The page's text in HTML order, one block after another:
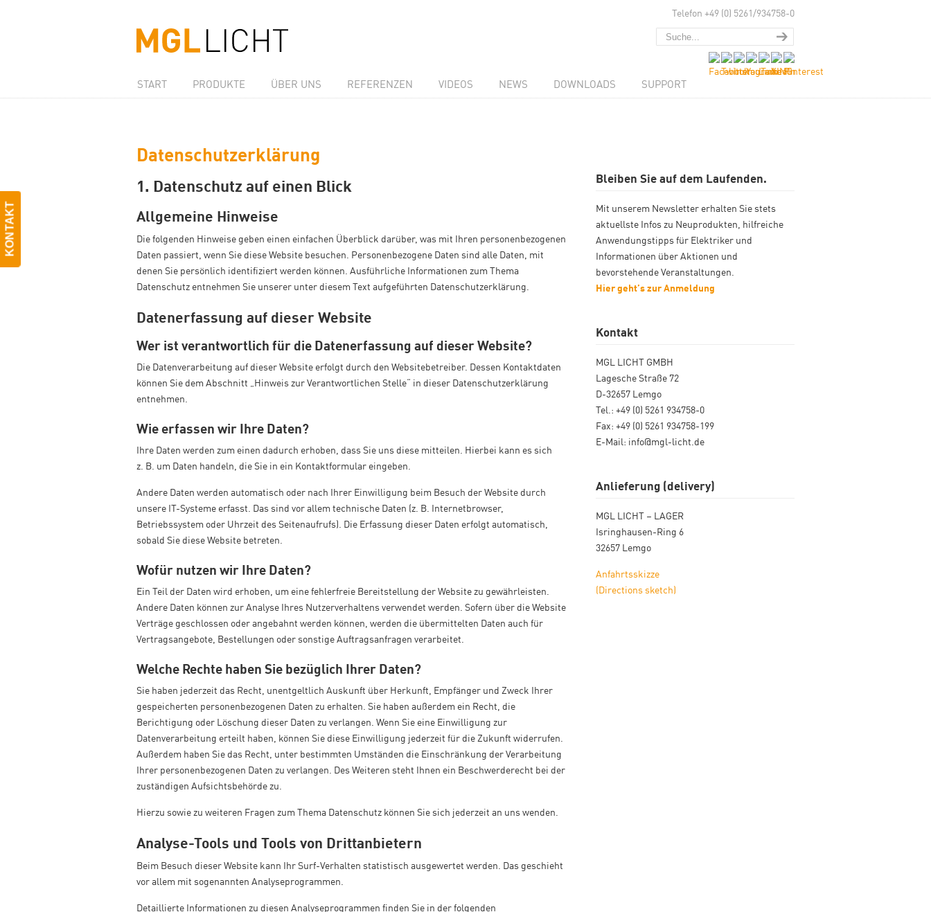
KONTAKT
Telefon +49 (0) 5261/934758-0
START PRODUKTE ÜBER UNS REFERENZEN VIDEOS NEWS DOWNLOADS SUPPORT
Datenschutzerklärung
1. Datenschutz auf einen Blick
Allgemeine Hinweise
Die folgenden Hinweise geben einen einfachen Überblick darüber, was mit Ihren personenbezogenen
Daten passiert, wenn Sie diese Website besuchen. Personenbezogene Daten sind alle Daten, mit
denen Sie persönlich identifiziert werden können. Ausführliche Informationen zum Thema
Datenschutz entnehmen Sie unserer unter diesem Text aufgeführten Datenschutzerklärung.
Datenerfassung auf dieser Website
Wer ist verantwortlich für die Datenerfassung auf dieser Website?
Die Datenverarbeitung auf dieser Website erfolgt durch den Websitebetreiber. Dessen Kontaktdaten
können Sie dem Abschnitt „Hinweis zur Verantwortlichen Stelle“ in dieser Datenschutzerklärung
entnehmen.
Wie erfassen wir Ihre Daten?
Ihre Daten werden zum einen dadurch erhoben, dass Sie uns diese mitteilen. Hierbei kann es sich
z. B. um Daten handeln, die Sie in ein Kontaktformular eingeben.
Andere Daten werden automatisch oder nach Ihrer Einwilligung beim Besuch der Website durch
unsere IT-Systeme erfasst. Das sind vor allem technische Daten (z. B. Internetbrowser,
Betriebssystem oder Uhrzeit des Seitenaufrufs). Die Erfassung dieser Daten erfolgt automatisch,
sobald Sie diese Website betreten.
Wofür nutzen wir Ihre Daten?
Ein Teil der Daten wird erhoben, um eine fehlerfreie Bereitstellung der Website zu gewährleisten.
Andere Daten können zur Analyse Ihres Nutzerverhaltens verwendet werden. Sofern über die Website
Verträge geschlossen oder angebahnt werden können, werden die übermittelten Daten auch für
Vertragsangebote, Bestellungen oder sonstige Auftragsanfragen verarbeitet.
Welche Rechte haben Sie bezüglich Ihrer Daten?
Sie haben jederzeit das Recht, unentgeltlich Auskunft über Herkunft, Empfänger und Zweck Ihrer
gespeicherten personenbezogenen Daten zu erhalten. Sie haben außerdem ein Recht, die
Berichtigung oder Löschung dieser Daten zu verlangen. Wenn Sie eine Einwilligung zur
Datenverarbeitung erteilt haben, können Sie diese Einwilligung jederzeit für die Zukunft widerrufen.
Außerdem haben Sie das Recht, unter bestimmten Umständen die Einschränkung der Verarbeitung
Ihrer personenbezogenen Daten zu verlangen. Des Weiteren steht Ihnen ein Beschwerderecht bei der
zuständigen Aufsichtsbehörde zu.
Hierzu sowie zu weiteren Fragen zum Thema Datenschutz können Sie sich jederzeit an uns wenden.
Analyse-Tools und Tools von Dritt­anbietern
Beim Besuch dieser Website kann Ihr Surf-Verhalten statistisch ausgewertet werden. Das geschieht
vor allem mit sogenannten Analyseprogrammen.
Detaillierte Informationen zu diesen Analyseprogrammen finden Sie in der folgenden
Bleiben Sie auf dem Laufenden.
Mit unserem Newsletter erhalten Sie stets
aktuellste Infos zu Neuprodukten, hilfreiche
Anwendungstipps für Elektriker und
Informationen über Aktionen und
bevorstehende Veranstaltungen.
Hier geht’s zur Anmeldung
Kontakt
MGL LICHT GMBH
Lagesche Straße 72
D-32657 Lemgo
Tel.: +49 (0) 5261 934758-0
Fax: +49 (0) 5261 934758-199
E-Mail: info@mgl-licht.de
Anlieferung (delivery)
MGL LICHT – LAGER
Isringhausen-Ring 6
32657 Lemgo
Anfahrtsskizze
(Directions sketch)